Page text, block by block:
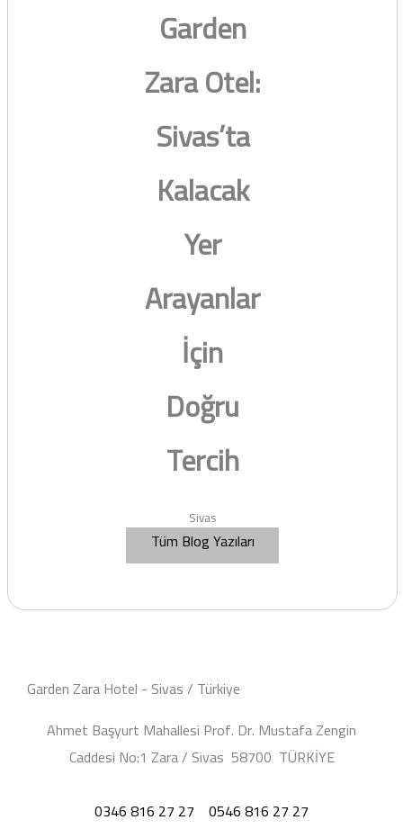
Garden
Zara Otel:
Sivas’ta
Kalacak
Yer
Arayanlar
İçin
Doğru
Tercih
Sivas
Tüm Blog Yazıları
Garden Zara Hotel - Sivas / Türkiye
Ahmet Başyurt Mahallesi Prof. Dr. Mustafa Zengin
Caddesi No:1 Zara / Sivas 58700 TÜRKİYE
0346 816 27 27 0546 816 27 27